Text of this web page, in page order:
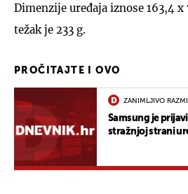
Dimenzije uređaja iznose 163,4
težak je 233 g.
PROČITAJTE I OVO
ZANIMLJIVO
Samsung je
stražnjoj strani